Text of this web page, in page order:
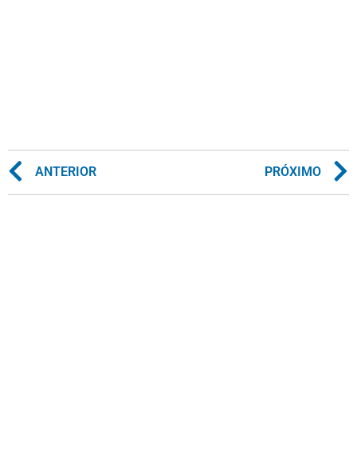
ANTERIOR PRÓXIMO